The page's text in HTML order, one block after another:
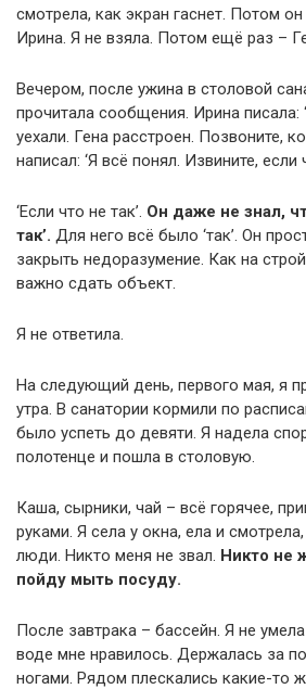
смотрела, как экран гаснет. Потом
Ирина. Я не взяла. Потом ещё раз –
Вечером, после ужина в столовой
прочитала сообщения. Ирина писала:
уехали. Гена расстроен. Позвоните,
написал: ‘Я всё понял. Извините, если
‘Если что не так’. Он даже не знал,
так’. Для него всё было ‘так’. Он
закрыть недоразумение. Как на
важно сдать объект.
Я не ответила.
На следующий день, первого мая, я
утра. В санатории кормили по
было успеть до девяти. Я надела
полотенце и пошла в столовую.
Каша, сырники, чай – всё горячее,
руками. Я села у окна, ела и
люди. Никто меня не звал. Никто не
пойду мыть посуду.
После завтрака – бассейн. Я не
воде мне нравилось. Держалась за
ногами. Рядом плескались какие-то